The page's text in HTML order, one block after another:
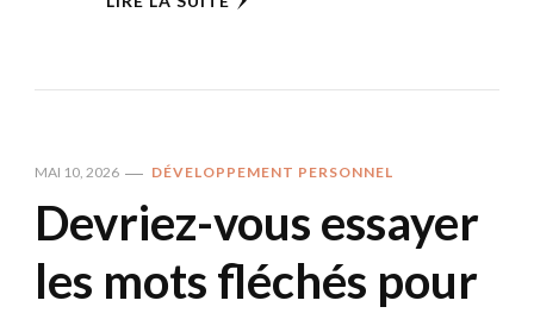
MAI 10, 2026 DÉVELOPPEMENT PERSONNEL
Devriez-vous essayer
les mots fléchés pour